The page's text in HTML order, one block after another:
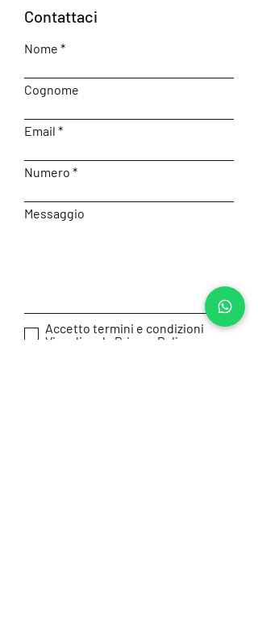
Contattaci
Nome
Cognome
Email
Numero
Messaggio
Accetto termini e condizioni
Visualizza la Privacy Policy